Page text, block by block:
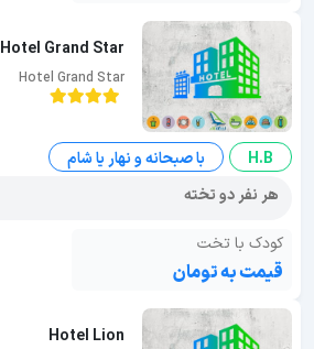
Hotel Grand Star
Hotel Grand Star
H.B
با صبحانه و نهار یا شام
هر نفر دو تخته
کودک با تخت
قیمت به تومان
Hotel Lion